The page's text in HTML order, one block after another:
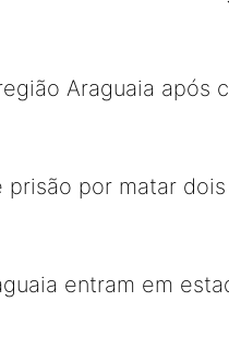
Araguaia após
por matar
entram em